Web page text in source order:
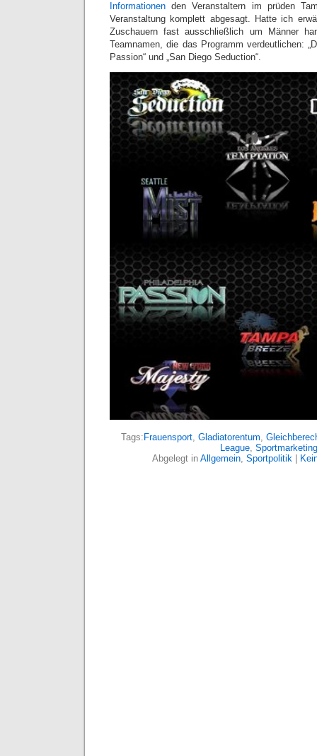
Informationen den Veranstaltern im prüden
Veranstaltung komplett abgesagt. Hatte ich
Zuschauern fast ausschließlich um Männer
Teamnamen, die das Programm verdeutlichen:
Passion“ und „San Diego Seduction“.
Tags: Frauensport, Gladiatorentum,
League, Sportmarketing
Abgelegt in Allgemein, Sportpolitik|